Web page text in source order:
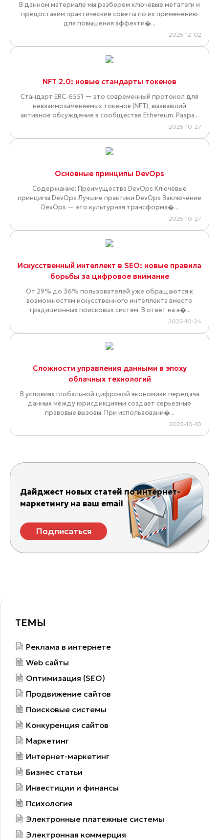
В данном материале мы разберем ключевые метатеги и
предоставим практические советы по их применению
для повышения эффекти�...
2025-12-02
NFT 2.0: новые стандарты токенов
Стандарт ERC-6551 — это современный протокол для
невзаимозаменяемых токенов (NFT), вызвавший
активное обсуждение в сообществе Ethereum. Разра...
2025-10-27
Основные принципы DevOps
Содержание: Преимущества DevOps Ключевые
принципы DevOps Лучшие практики DevOps Заключение
DevOps — это культурная трансформа�...
2025-10-27
Искусственный интеллект в SEO: новые правила
борьбы за цифровое внимание
От 29% до 36% пользователей уже обращаются к
возможностям искусственного интеллекта вместо
традиционных поисковых систем. В ответ на э�...
2025-10-24
Сложности управления данными в эпоху
облачных технологий
В условиях глобальной цифровой экономики передача
данных между юрисдикциями создает серьезные
правовые вызовы. При использовани�...
2025-10-10
Дайджест новых статей по интернет-
маркетингу на ваш email
Подписаться
ТЕМЫ
Реклама в интернете
Web сайты
Оптимизация (SEO)
Продвижение сайтов
Поисковые системы
Конкуренция сайтов
Маркетинг
Интернет-маркетинг
Бизнес статьи
Инвестиции и финансы
Психология
Электронные платежные системы
Электронная коммерция